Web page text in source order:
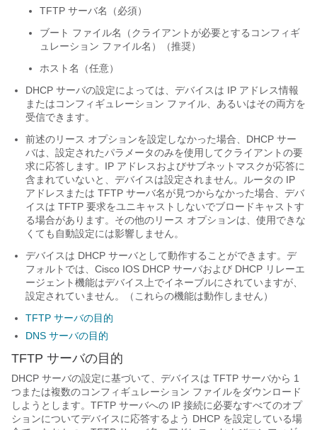
TFTP サーバ名（必須）
ブート ファイル名（クライアントが必要とするコンフィギ
ュレーション ファイル名）（推奨）
ホスト名（任意）
DHCP サーバの設定によっては、デバイスは IP アドレス情報
またはコンフィギュレーション ファイル、あるいはその両方を
受信できます。
前述のリース オプションを設定しなかった場合、DHCP サー
バは、設定されたパラメータのみを使用してクライアントの要
求に応答します。IP アドレスおよびサブネットマスクが応答に
含まれていないと、デバイスは設定されません。ルータの IP
アドレスまたは TFTP サーバ名が見つからなかった場合、デバ
イスは TFTP 要求をユニキャストしないでブロードキャストす
る場合があります。その他のリース オプションは、使用できな
くても自動設定には影響しません。
デバイスは DHCP サーバとして動作することができます。デ
フォルトでは、Cisco IOS DHCP サーバおよび DHCP リレーエ
ージェント機能はデバイス上でイネーブルにされていますが、
設定されていません。（これらの機能は動作しません）
TFTP サーバの目的
DNS サーバの目的
TFTP サーバの目的
DHCP サーバの設定に基づいて、デバイスは TFTP サーバから 1
つまたは複数のコンフィギュレーション ファイルをダウンロード
しようとします。TFTP サーバへの IP 接続に必要なすべてのオプ
ションについてデバイスに応答するよう DHCP を設定している場